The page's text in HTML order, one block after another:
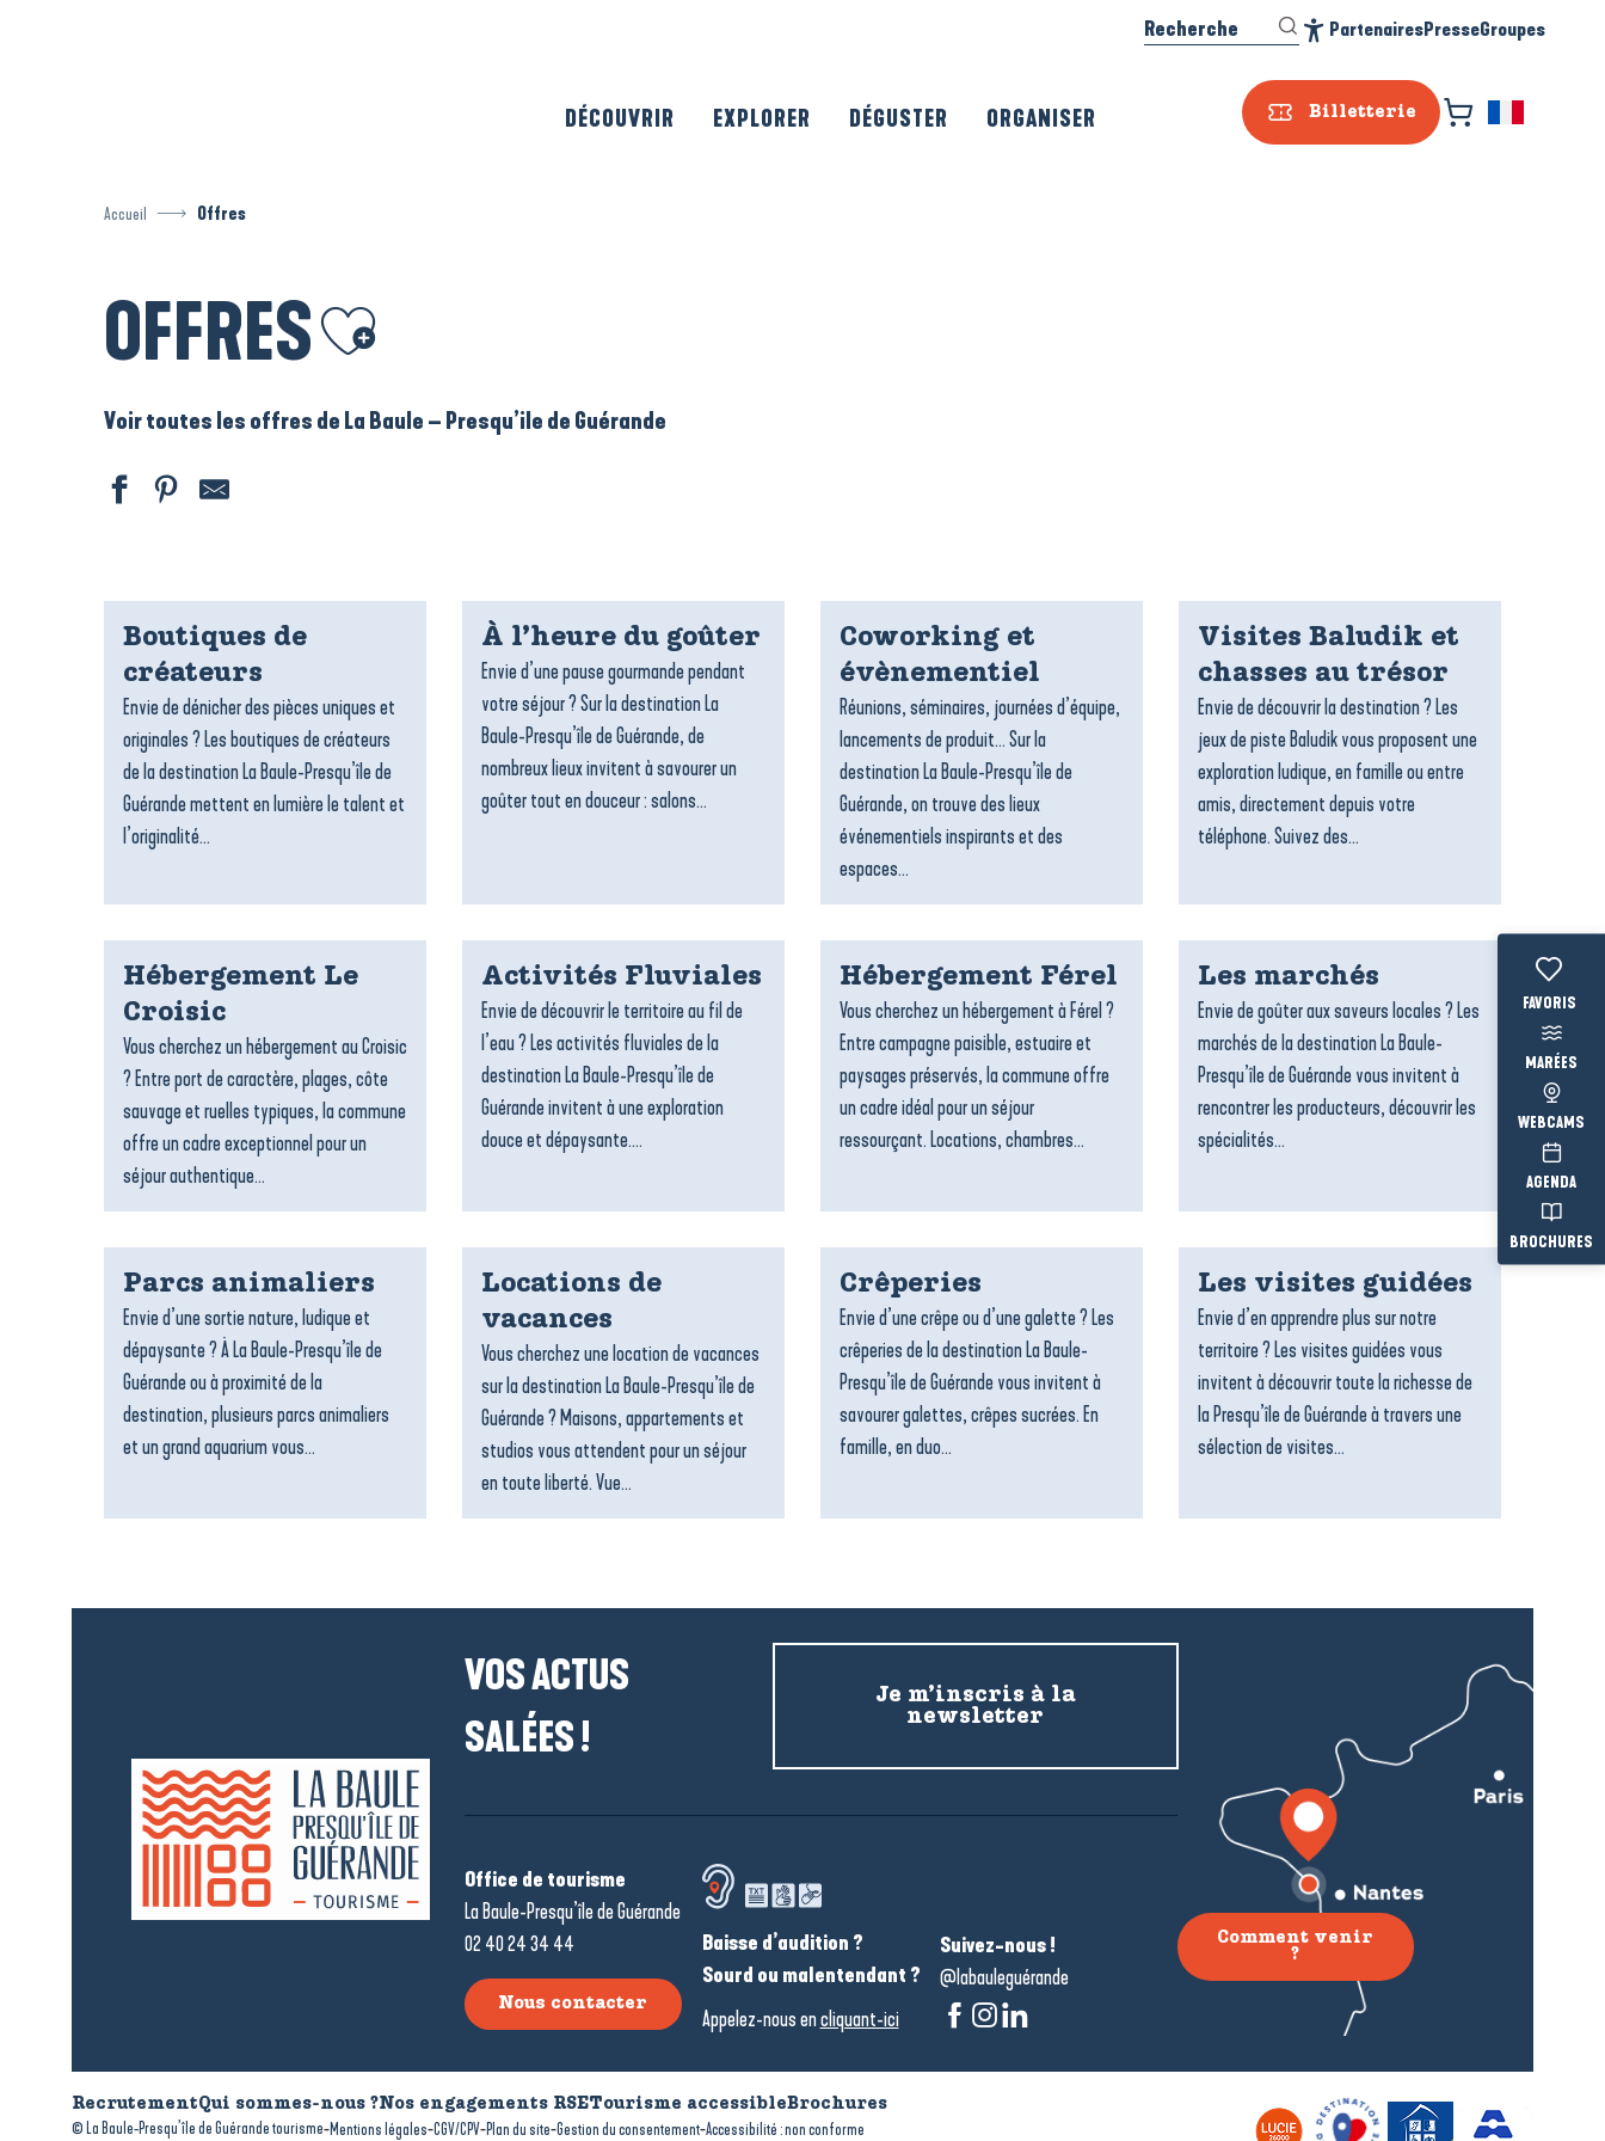
Billetterie
Recherche PartenairesPresseGroupes
DÉCOUVRIR EXPLORER DÉGUSTER ORGANISER
Voir les
MARÉES
WEBCAMS
AGENDA
BROCHURES
Accueil Offres
OFFRES Ajouter aux favoris
Voir toutes les offres de La Baule – Presqu’ile de Guérande
Boutiques de
créateurs
Envie de dénicher des pièces uniques et
originales ? Les boutiques de créateurs
de la destination La Baule-Presqu’île de
Guérande mettent en lumière le talent et
l’originalité...
À l’heure du goûter
Envie d’une pause gourmande pendant
votre séjour ? Sur la destination La
Baule-Presqu’île de Guérande, de
nombreux lieux invitent à savourer un
goûter tout en douceur : salons...
Coworking et
évènementiel
Réunions, séminaires, journées d’équipe,
lancements de produit… Sur la
destination La Baule-Presqu’île de
Guérande, on trouve des lieux
événementiels inspirants et des
espaces...
Visites Baludik et
chasses au trésor
Envie de découvrir la destination ? Les
jeux de piste Baludik vous proposent une
exploration ludique, en famille ou entre
amis, directement depuis votre
téléphone. Suivez des...
Hébergement Le
Croisic
Vous cherchez un hébergement au Croisic
? Entre port de caractère, plages, côte
sauvage et ruelles typiques, la commune
offre un cadre exceptionnel pour un
séjour authentique...
Activités Fluviales
Envie de découvrir le territoire au fil de
l’eau ? Les activités fluviales de la
destination La Baule-Presqu’île de
Guérande invitent à une exploration
douce et dépaysante....
Hébergement Férel
Vous cherchez un hébergement à Férel ?
Entre campagne paisible, estuaire et
paysages préservés, la commune offre
un cadre idéal pour un séjour
ressourçant. Locations, chambres...
Les marchés
Envie de goûter aux saveurs locales ? Les
marchés de la destination La Baule-
Presqu’île de Guérande vous invitent à
rencontrer les producteurs, découvrir les
spécialités...
Parcs animaliers
Envie d’une sortie nature, ludique et
dépaysante ? À La Baule-Presqu’île de
Guérande ou à proximité de la
destination, plusieurs parcs animaliers
et un grand aquarium vous...
Locations de
vacances
Vous cherchez une location de vacances
sur la destination La Baule-Presqu’île de
Guérande ? Maisons, appartements et
studios vous attendent pour un séjour
en toute liberté. Vue...
Crêperies
Envie d’une crêpe ou d’une galette ? Les
crêperies de la destination La Baule-
Presqu’île de Guérande vous invitent à
savourer galettes, crêpes sucrées. En
famille, en duo...
Les visites guidées
Envie d’en apprendre plus sur notre
territoire ? Les visites guidées vous
invitent à découvrir toute la richesse de
la Presqu’île de Guérande à travers une
sélection de visites...
VOS ACTUS
SALÉES !
Je m’inscris à la
newsletter
Office de tourisme
La Baule-Presqu’île de Guérande
02 40 24 34 44
Nous contacter
Baisse d’audition ?
Sourd ou malentendant ?
Appelez-nous encliquant-ici
Suivez-nous !
@labauleguérande
Comment venir
?
RecrutementQui sommes-nous ?Nos engagements RSETourisme accessibleBrochures
© La Baule-Presqu’île de Guérande tourisme-Mentions légales-CGV/CPV-Plan du site-Gestion du consentement-Accessibilité : non conforme